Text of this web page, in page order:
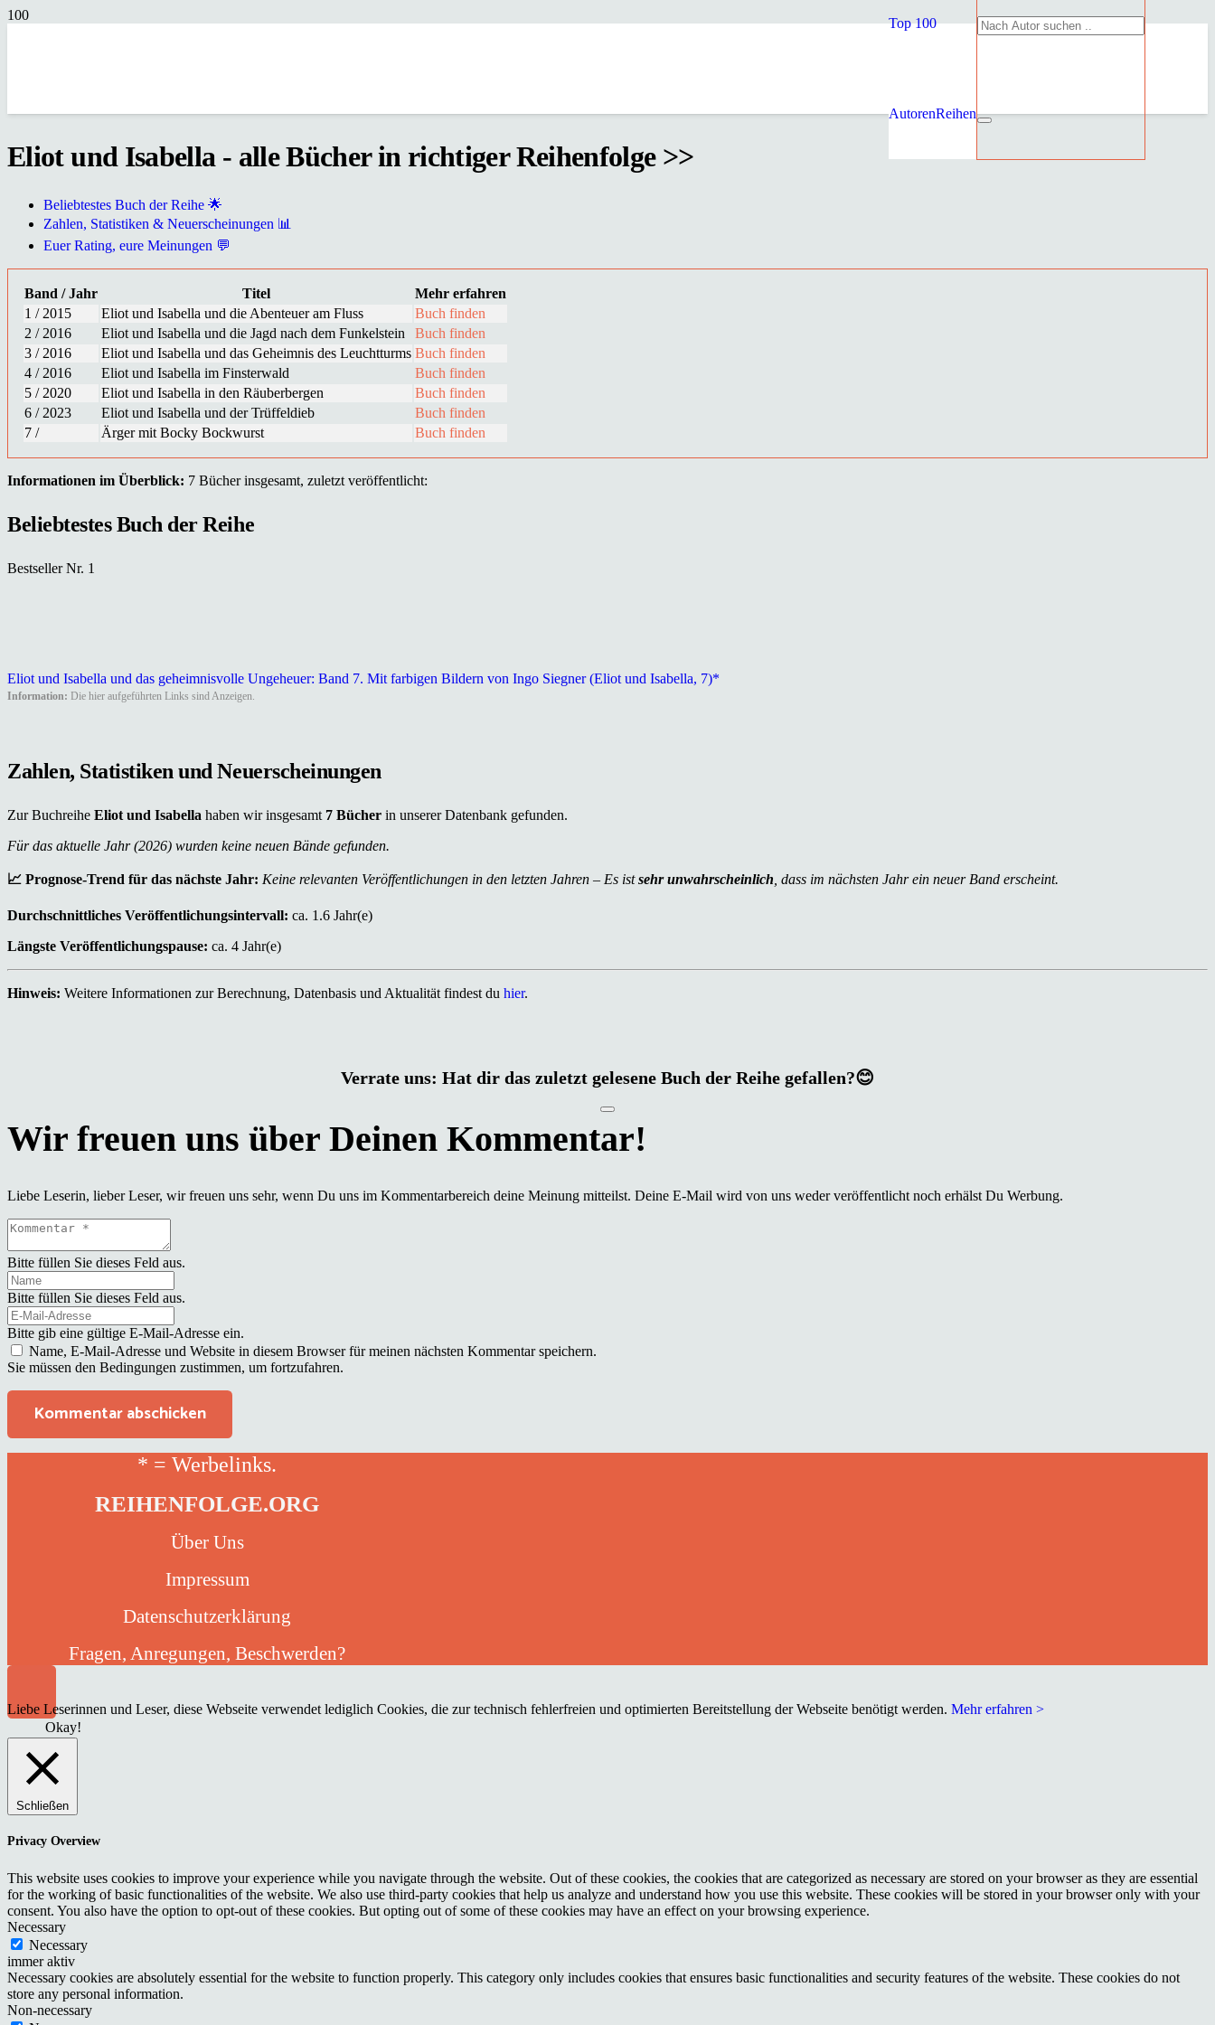
Top 100
AutorenReihen
Eliot und Isabella - alle Bücher in richtiger Reihenfolge >>
Beliebtestes Buch der Reihe 🌟
Zahlen, Statistiken & Neuerscheinungen 📊
Euer Rating, eure Meinungen 💬
Band / Jahr Titel
Mehr erfahren
1 / 2015
Eliot und Isabella und die Abenteuer am Fluss
Buch finden
2 / 2016
Eliot und Isabella und die Jagd nach dem Funkelstein
Buch finden
3 / 2016
Eliot und Isabella und das Geheimnis des Leuchtturms Buch finden
4 / 2016
Eliot und Isabella im Finsterwald
Buch finden
5 / 2020
Eliot und Isabella in den Räuberbergen
Buch finden
6 / 2023
Eliot und Isabella und der Trüffeldieb
Buch finden
7 /
Ärger mit Bocky Bockwurst Buch finden
Informationen im Überblick: 7 Bücher insgesamt, zuletzt veröffentlicht:
Beliebtestes Buch der Reihe
Bestseller Nr. 1
Eliot und Isabella und das geheimnisvolle Ungeheuer: Band 7. Mit farbigen Bildern von Ingo Siegner (Eliot und Isabella, 7)*
Information: Die hier aufgeführten Links sind Anzeigen.
Zahlen, Statistiken und Neuerscheinungen
Zur Buchreihe Eliot und Isabella haben wir insgesamt 7 Bücher in unserer Datenbank gefunden.
Für das aktuelle Jahr (2026) wurden keine neuen Bände gefunden.
📈 Prognose-Trend für das nächste Jahr: Keine relevanten Veröffentlichungen in den letzten Jahren – Es istsehr unwahrscheinlich , dass im nächsten Jahr ein neuer Band erscheint.
Durchschnittliches Veröffentlichungsintervall: ca. 1.6 Jahr(e)
Längste Veröffentlichungspause: ca. 4 Jahr(e)
Hinweis: Weitere Informationen zur Berechnung, Datenbasis und Aktualität findest du hier.
Verrate uns: Hat dir das zuletzt gelesene Buch der Reihe gefallen?😊
Liebe Leserin, lieber Leser, wir freuen uns sehr, wenn Du uns im Kommentarbereich deine Meinung mitteilst. Deine E-Mail wird von uns weder veröffentlicht noch erhälst Du Werbung.
Bitte füllen Sie dieses Feld aus.
Bitte füllen Sie dieses Feld aus.
Bitte gib eine gültige E-Mail-Adresse ein.
Name, E-Mail-Adresse und Website in diesem Browser für meinen nächsten Kommentar speichern.
Sie müssen den Bedingungen zustimmen, um fortzufahren.
Kommentar abschicken
* = Werbelinks.
REIHENFOLGE.ORG
Über Uns
Impressum
Datenschutzerklärung
Fragen, Anregungen, Beschwerden?
Liebe Leserinnen und Leser, diese Webseite verwendet lediglich Cookies, die zur technisch fehlerfreien und optimierten Bereitstellung der Webseite benötigt werden. Mehr erfahren >
Okay!
Schließen
Privacy Overview
This website uses cookies to improve your experience while you navigate through the website. Out of these cookies, the cookies that are categorized as necessary are stored on your browser as they are essential
for the working of basic functionalities of the website. We also use third-party cookies that help us analyze and understand how you use this website. These cookies will be stored in your browser only with your
consent. You also have the option to opt-out of these cookies. But opting out of some of these cookies may have an effect on your browsing experience.
Necessary
Necessary
immer aktiv
Necessary cookies are absolutely essential for the website to function properly. This category only includes cookies that ensures basic functionalities and security features of the website. These cookies do not
store any personal information.
Non-necessary